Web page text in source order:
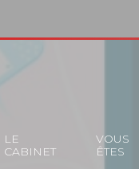
Principal
LE
CABINET
VOUS
ÊTES